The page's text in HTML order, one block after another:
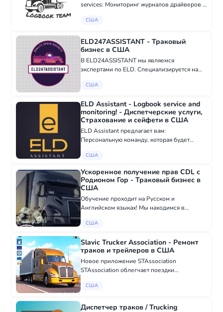
services: Мониторинг журналов драйверов и
изменения и правки в бортовой журнал
соответс...
США
ELD247ASSISTANT - Траковый
бизнес в США
В ELD24ASSISTANT мы являемся
экспертами по ELD. Специализируется на
предлагаем услуги по аудиту водителей. Вот
поддержка; Пом...
США
ELD Assistant - Logbook service and
monitoring! - Диспетчерские услуги,
Cтрахование и сейфети в США
ELD Assistant предлагает вам:
Персональную команду, которая будет
Гарантированное улучшение вашего safety
Хороший...
США
Ускоренное получение прав CDL с
Родионом Гор - Траковый бизнес в
США
Обучение проходит на Русском и
Английском языках! Мы находимся в
вождения нет! 2 пересдачи любого из
бесплатно! Выезд в город п...
США
Slavic Trucker Association - Ремонт
траков и трейлеров в США
Новое приложение STAssociation
STAssociation облегчает поездки
Америке. Платформа, на которой вы
Truck Service Shop с русс...
США
Диспетчер траков / Trucking